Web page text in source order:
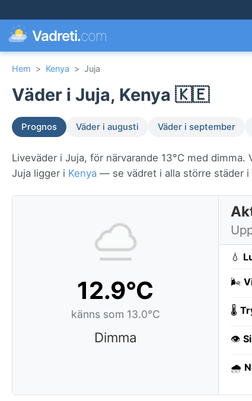
Vadreti.com
Hem > Kenya > Juja
Väder i Juja, Kenya 🇰🇪
Prognos Väder i augusti Väder i september
Liveväder i Juja, för närvarande 13°C med
Juja ligger i Kenya — se vädret i alla större städer i
12.9°C
känns som 13.0°C
Dimma
💧
🌬️
🌡️
👁️
🌧️